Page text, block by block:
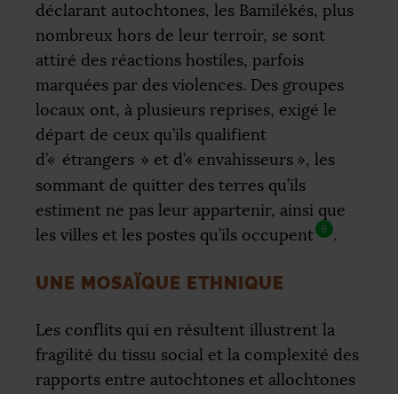
déclarant autochtones, les Bamilékés, plus
nombreux hors de leur terroir, se sont
attiré des réactions hostiles, parfois
marquées par des violences. Des groupes
locaux ont, à plusieurs reprises, exigé le
départ de ceux qu’ils qualifient
d’« étrangers » et d’« envahisseurs », les
sommant de quitter des terres qu’ils
estiment ne pas leur appartenir, ainsi que
les villes et les postes qu’ils occupent
6 .
UNE MOSAÏQUE ETHNIQUE
Les conflits qui en résultent illustrent la
fragilité du tissu social et la complexité des
rapports entre autochtones et allochtones